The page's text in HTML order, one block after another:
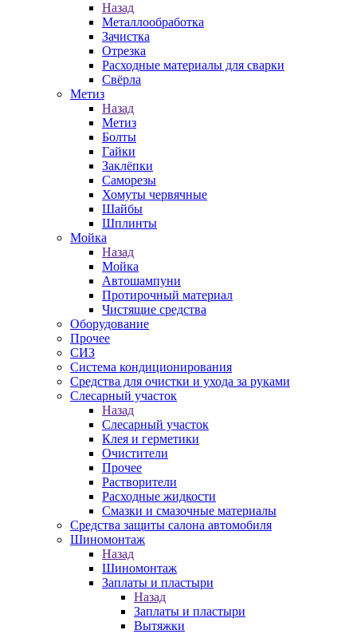
Назад
Металлообработка
Зачистка
Отрезка
Расходные материалы для сварки
Свёрла
Метиз
Назад
Метиз
Болты
Гайки
Заклёпки
Саморезы
Хомуты червячные
Шайбы
Шплинты
Мойка
Назад
Мойка
Автошампуни
Протирочный материал
Чистящие средства
Оборудование
Прочее
СИЗ
Система кондиционирования
Средства для очистки и ухода за руками
Слесарный участок
Назад
Слесарный участок
Клея и герметики
Очистители
Прочее
Растворители
Расходные жидкости
Смазки и смазочные материалы
Средства защиты салона автомобиля
Шиномонтаж
Назад
Шиномонтаж
Заплаты и пластыри
Назад
Заплаты и пластыри
Вытяжки